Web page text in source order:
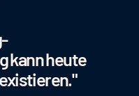
kann heute